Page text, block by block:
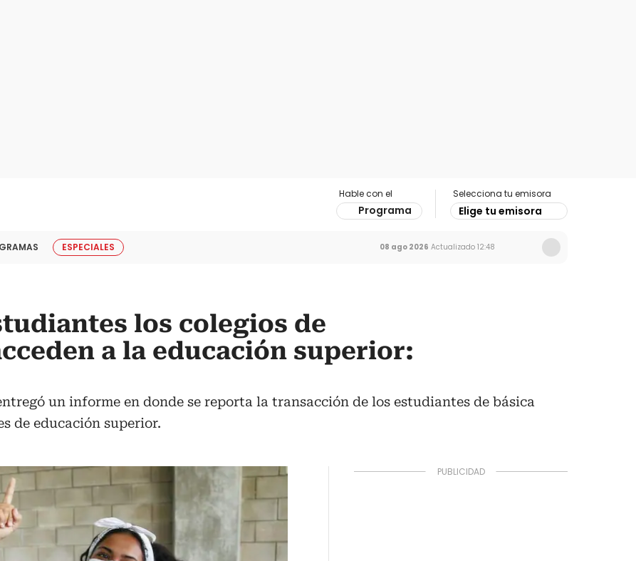
Hable con el
Programa
Selecciona tu emisora
Elige tu emisora
ESPECIALES 08 ago 2026 Actualizado 12:48
los colegios de
a la educación superior:
un informe en donde se reporta la transacción de los estudiantes de básica
de educación superior.